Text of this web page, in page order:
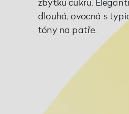
dlouhá, ovocná s
tóny na patře.